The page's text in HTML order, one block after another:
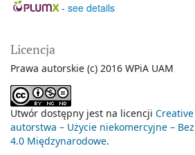
- see details
Licencja
Prawa autorskie (c) 2016 WPiA UAM
Utwór dostępny jest na licencji
autorstwa – Użycie niekomercyjne –
4.0 Międzynarodowe.